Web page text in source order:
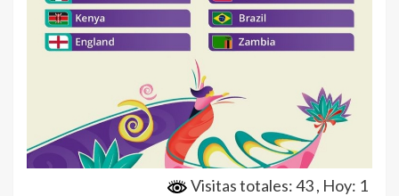
Visitas totales: 43, Hoy: 1